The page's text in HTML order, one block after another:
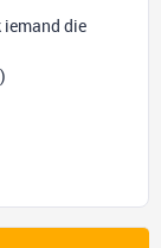
iemand die